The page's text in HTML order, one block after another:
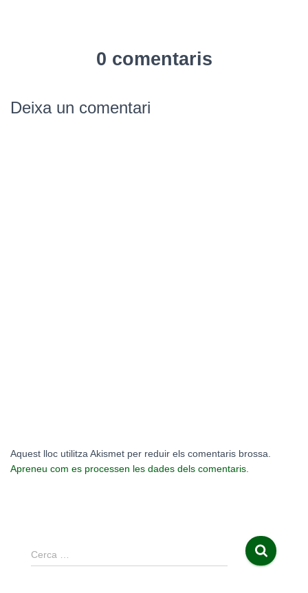
0 comentaris
Deixa un comentari
Aquest lloc utilitza Akismet per reduir els comentaris brossa.
Apreneu com es processen les dades dels comentaris.
C
e
Cerca …